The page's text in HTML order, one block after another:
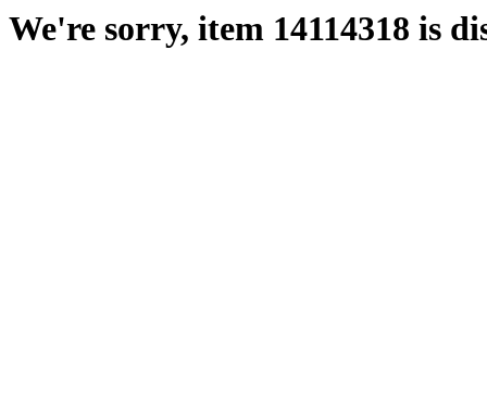
We're sorry, item 14114318 is